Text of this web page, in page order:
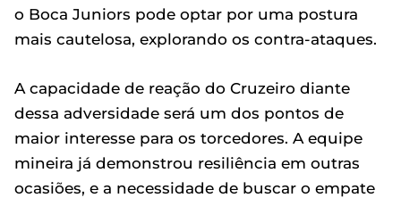
o Boca Juniors pode optar por uma postura
mais cautelosa, explorando os contra-ataques.
A capacidade de reação do Cruzeiro diante
dessa adversidade será um dos pontos de
maior interesse para os torcedores. A equipe
mineira já demonstrou resiliência em outras
ocasiões, e a necessidade de buscar o empate